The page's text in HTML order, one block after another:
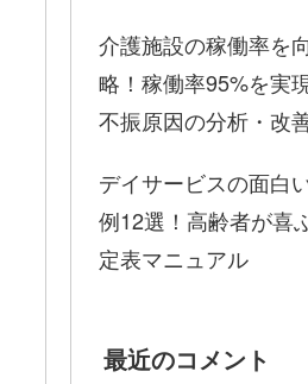
介護施設の稼働率を
略！稼働率95%を実
不振原因の分析・改
デイサービスの面白
例12選！高齢者が喜
定表マニュアル
最近のコメント